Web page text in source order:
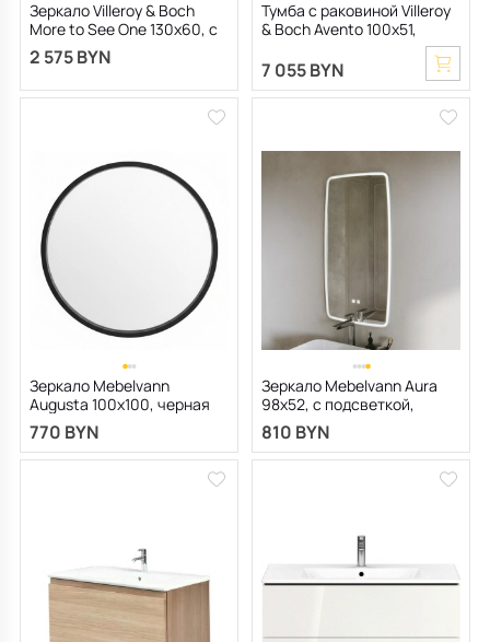
Зеркало Villeroy & Boch
More to See One 130х60, с
подсветкой
2 575 BYN
Тумба с раковиной Villeroy
& Boch Avento 100х51,
7 055 BYN
Зеркало Mebelvann
Augusta 100х100, черная
рама
770 BYN
Зеркало Mebelvann Aura
98х52, с подсветкой,
серая рама
810 BYN